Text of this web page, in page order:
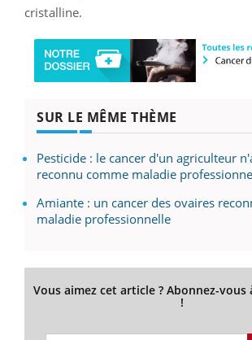
cristalline.
SUR LE MÊME THÈME
Pesticide : le cancer d'un agriculteur
reconnu comme maladie
Amiante : un cancer des ovaires
maladie professionnelle
Vous aimez cet article ? Abonnez-
!